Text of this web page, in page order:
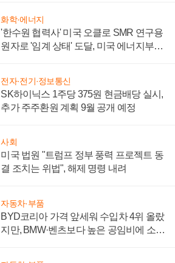
화학·에너지
'한수원 협력사' 미국 오클로 SMR 연구용
원자로 '임계 상태' 도달, 미국 에너지부
전자·전기·정보통신
SK하이닉스 1주당 375원 현금배당 실시,
추가 주주환원 계획 9월 공개 예정
사회
미국 법원 "트럼프 정부 풍력 프로젝트 동
결 조치는 위법", 해제 명령 내려
자동차·부품
BYD코리아 가격 앞세워 수입차 4위 올랐
지만, BMW·벤츠보다 높은 공임비에 소비